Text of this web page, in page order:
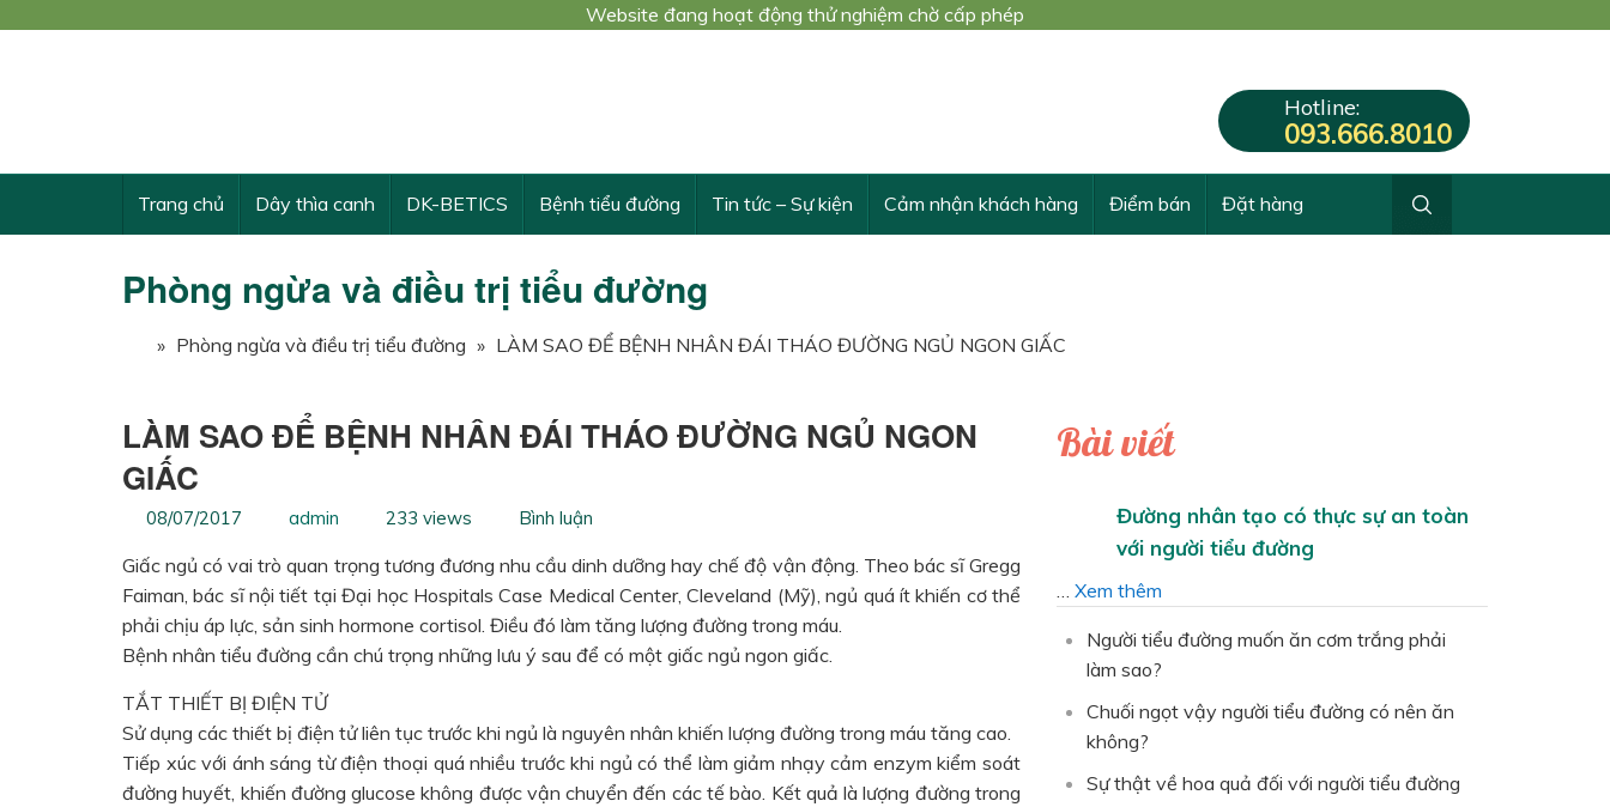
Website đang hoạt động thử nghiệm chờ cấp phép
Hotline:
093.666.8010
Trang chủ Dây thìa canh DK-BETICS Bệnh tiểu đường Tin tức – Sự kiện Cảm nhận khách hàng Điểm bán Đặt hàng
Phòng ngừa và điều trị tiểu đường
» Phòng ngừa và điều trị tiểu đường » LÀM SAO ĐỂ BỆNH NHÂN ĐÁI THÁO ĐƯỜNG NGỦ NGON GIẤC
LÀM SAO ĐỂ BỆNH NHÂN ĐÁI THÁO ĐƯỜNG NGỦ NGON
GIẤC
08/07/2017 admin 233 views Bình luận
Giấc ngủ có vai trò quan trọng tương đương nhu cầu dinh dưỡng hay chế độ vận động. Theo bác sĩ Gregg
Faiman, bác sĩ nội tiết tại Đại học Hospitals Case Medical Center, Cleveland (Mỹ), ngủ quá ít khiến cơ thể
phải chịu áp lực, sản sinh hormone cortisol. Điều đó làm tăng lượng đường trong máu.
Bệnh nhân tiểu đường cần chú trọng những lưu ý sau để có một giấc ngủ ngon giấc.
TẮT THIẾT BỊ ĐIỆN TỬ
Sử dụng các thiết bị điện tử liên tục trước khi ngủ là nguyên nhân khiến lượng đường trong máu tăng cao.
Tiếp xúc với ánh sáng từ điện thoại quá nhiều trước khi ngủ có thể làm giảm nhạy cảm enzym kiểm soát
đường huyết, khiến đường glucose không được vận chuyển đến các tế bào. Kết quả là lượng đường trong
Bài viết
Đường nhân tạo có thực sự an toàn
với người tiểu đường
… Xem thêm
Người tiểu đường muốn ăn cơm trắng phải
làm sao?
Chuối ngọt vậy người tiểu đường có nên ăn
không?
Sự thật về hoa quả đối với người tiểu đường